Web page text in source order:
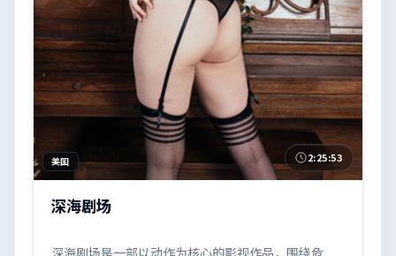
美国 2:25:53
深海剧场
深海剧场是一部以动作为核心的影视作品，围绕危